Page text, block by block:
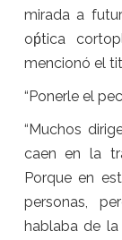
mirada a
oṕtica
mencionó el
“Ponerle el
“Muchos
caen en la
Porque en
personas,
hablaba de